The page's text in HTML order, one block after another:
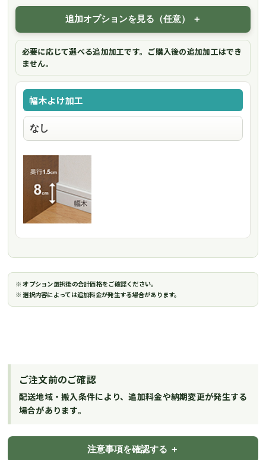
追加オプションを見る（任意）
必要に応じて選べる追加加工です。ご購入後の追加加工はでき
ません。
幅木よけ加工
※ オプション選択後の合計価格をご確認ください。
※ 選択内容によっては追加料金が発生する場合があります。
ご注文前のご確認
配送地域・搬入条件により、追加料金や納期変更が発生する
場合があります。
注意事項を確認する